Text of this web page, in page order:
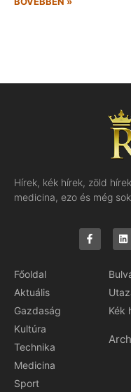
Hírek, kék hírek, zöld
medicina, ezo és még
Főoldal
Aktuális
Gazdaság
Kultúra
Technika
Medicina
Sport
Kék